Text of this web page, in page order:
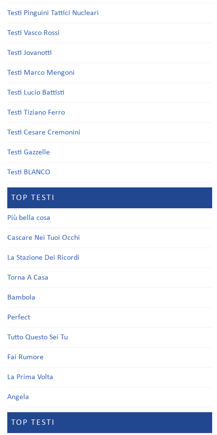
Testi Pinguini Tattici Nucleari
Testi Vasco Rossi
Testi Jovanotti
Testi Marco Mengoni
Testi Lucio Battisti
Testi Tiziano Ferro
Testi Cesare Cremonini
Testi Gazzelle
Testi BLANCO
TOP TESTI
Più bella cosa
Cascare Nei Tuoi Occhi
La Stazione Dei Ricordi
Torna A Casa
Bambola
Perfect
Tutto Questo Sei Tu
Fai Rumore
La Prima Volta
Angela
TOP TESTI